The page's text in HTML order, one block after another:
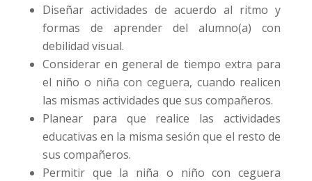
Diseñar actividades de acuerdo al ritmo y
formas de aprender del alumno(a) con
debilidad visual.
Considerar en general de tiempo extra para
el niño o niña con ceguera, cuando realicen
las mismas actividades que sus compañeros.
Planear para que realice las actividades
educativas en la misma sesión que el resto de
sus compañeros.
Permitir que la niña o niño con ceguera